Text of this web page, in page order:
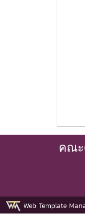
คณะ
Web Template